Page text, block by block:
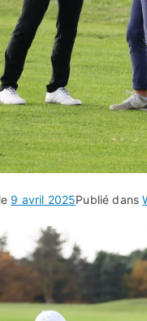
9 avril 2025Publié dans